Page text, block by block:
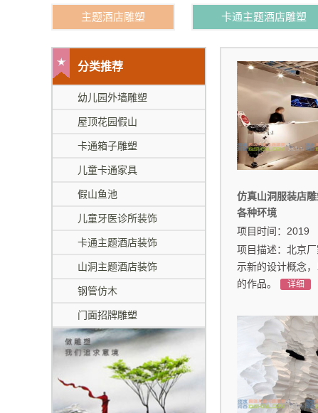
主题酒店雕塑 卡通主题酒店雕塑
分类推荐
幼儿园外墙雕塑
屋顶花园假山
卡通箱子雕塑
儿童卡通家具
假山鱼池
儿童牙医诊所装饰
卡通主题酒店装饰
山洞主题酒店装饰
钢管仿木
门面招牌雕塑
仿真山洞服装店
各种环境
项目时间：2019
项目描述：北京
示新的设计概念
的作品。
详细